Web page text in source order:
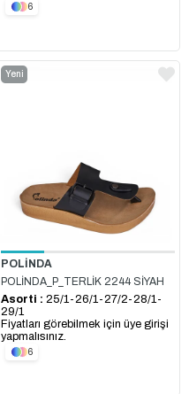
6
POLİNDA
POLİNDA_P_TERLİK 2244 SİYAH
Yeni
Asorti : 25/1-26/1-27/2-28/1-
29/1
Fiyatları görebilmek için üye girişi
yapmalısınız.
6